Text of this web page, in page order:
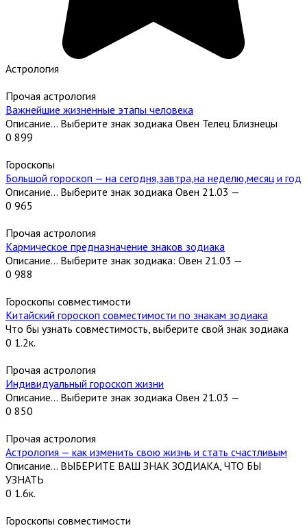
Астрология
Прочая астрология
Важнейшие жизненные этапы человека
Описание… Выберите знак зодиака Овен Телец Близнецы
0 899
Гороскопы
Большой гороскоп — на сегодня,завтра,на неделю,месяц и год
Описание… Выберите знак зодиака Овен 21.03 —
0 965
Прочая астрология
Кармическое предназначение знаков зодиака
Описание… Выберите знак зодиака: Овен 21.03 —
0 988
Гороскопы совместимости
Китайский гороскоп совместимости по знакам зодиака
Что бы узнать совместимость, выберите свой знак зодиака
0 1.2к.
Прочая астрология
Индивидуальный гороскоп жизни
Описание… Выберите знак зодиака Овен 21.03 —
0 850
Прочая астрология
Астрология — как изменить свою жизнь и стать счастливым
Описание… ВЫБЕРИТЕ ВАШ ЗНАК ЗОДИАКА, ЧТО БЫ
УЗНАТЬ
0 1.6к.
Гороскопы совместимости